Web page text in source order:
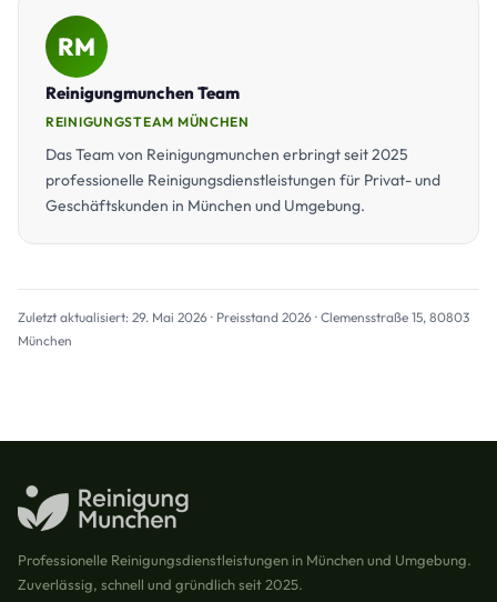
RM
Reinigungmunchen Team
REINIGUNGSTEAM MÜNCHEN
Das Team von Reinigungmunchen erbringt seit 2025
professionelle Reinigungsdienstleistungen für Privat- und
Geschäftskunden in München und Umgebung.
Zuletzt aktualisiert: 29. Mai 2026 · Preisstand 2026 · Clemensstraße 15, 80803
München
Professionelle Reinigungsdienstleistungen in München und Umgebung.
Zuverlässig, schnell und gründlich seit 2025.